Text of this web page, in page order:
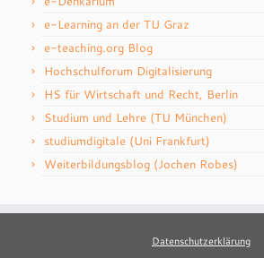
e-Learning an der TU Graz
e-teaching.org Blog
Hochschulforum Digitalisierung
HS für Wirtschaft und Recht, Berlin
Studium und Lehre (TU München)
studiumdigitale (Uni Frankfurt)
Weiterbildungsblog (Jochen Robes)
Datenschutzerklärung